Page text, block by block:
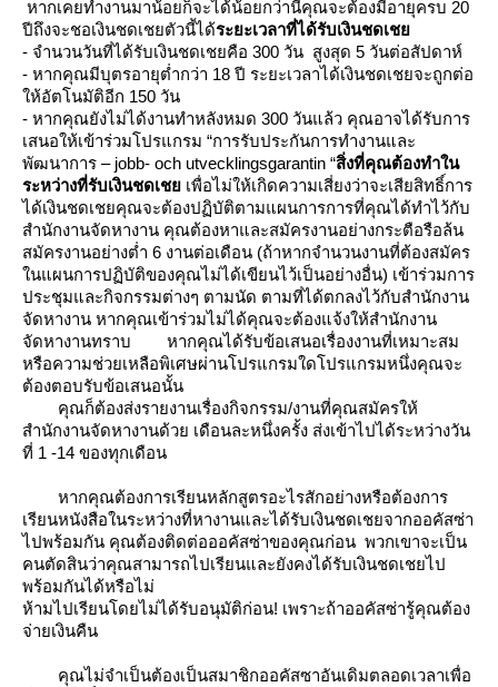
หากเคยทำงานมาน้อยก็จะได้น้อยกว่านี้คุณจะต้องมีอายุครบ 20
ปีถึงจะชอเงินชดเชยตัวนี้ได้ระยะเวลาที่ได้รับเงินชดเช
- จำนวนวันที่ได้รับเงินชดเชยคือ 300 วัน สูงสุด 5 วันต่อสัปดาห์
- หากคุณมีบุตรอายุต่ำกว่า 18 ปี ระยะเวลาได้เงินชดเชยจะถูกต่อ
ห้อัตโนมัติอีก 150 วัน
- หากคุณยังไม่ได้งานทำหลังหมด 300 วันแล้ว คุณอาจได้รับการ
เสนอให้เข้าร่วมโปรแกรม “การรับประกันการทำงานและ
พัฒนาการ – jobb- och utvecklingsgarantin “สิ่งที่คุณต้องทำใน
ระหว่างที่รับเงินชดเช เพื่อไม่ให้เกิดความเสี่ยงว่าจะเสียสิทธิ์การ
ได้เงินชดเชยคุณจะต้องปฏิบัติตามแผนการการที่คุณได้ทำไว้กับ
สำนักงานจัดหางาน คุณต้องหาและสมัครงานอย่างกระตือรือล้น
สมัครงานอย่างต่ำ 6 งานต่อเดือน (ถ้าหากจำนวนงานที่ต้องสมัคร
นแผนการปฏิบัติของคุณไม่ได้เขียนไว้เป็นอย่างอื่น) เข้าร่วมการ
ประชุมและกิจกรรมต่างๆ ตามนัด ตามที่ได้ตกลงไว้กับสำนักงาน
จัดหางาน หากคุณเข้าร่วมไม่ได้คุณจะต้องแจ้งให้สำนักงาน
จัดหางานทราบ หากคุณได้รับข้อเสนอเรื่องงานที่เหมาะสม
หรือความช่วยเหลือพิเศษผ่านโปรแกรมใดโปรแกรมหนึ่งคุณจะ
ต้องตอบรับข้อเสนอนั้น
คุณก็ต้องส่งรายงานเรื่องกิจกรรม/งานที่คุณสมัครให้
สำนักงานจัดหางานด้วย เดือนละหนึ่งครั้ง ส่งเข้าไปได้ระหว่างวัน
ที่ 1 -14 ของทุกเดือน
หากคุณต้องการเรียนหลักสูตรอะไรสักอย่างหรือต้องการ
เรียนหนังสือในระหว่างที่หางานและได้รับเงินชดเชยจากออคัสซ่า
ไปพร้อมกัน คุณต้องติดต่อออคัสซ่าของคุณก่อน พวกเขาจะเป็น
คนตัดสินว่าคุณสามารถไปเรียนและยังคงได้รับเงินชดเชยไป
พร้อมกันได้หรือไม่
ห้ามไปเรียนโดยไม่ได้รับอนุมัติก่อน! เพราะถ้าออคัสซ่ารู้คุณต้อง
จ่ายเงินคืน
คุณไม่จำเป็นต้องเป็นสมาชิกออคัสซาอันเดิมตลอดเวลาเพื่อ